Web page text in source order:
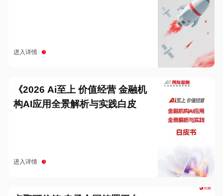
进入详情
《2026 Ai至上 价值经营 金融机
构AI应用全景解析与实践白皮
进入详情